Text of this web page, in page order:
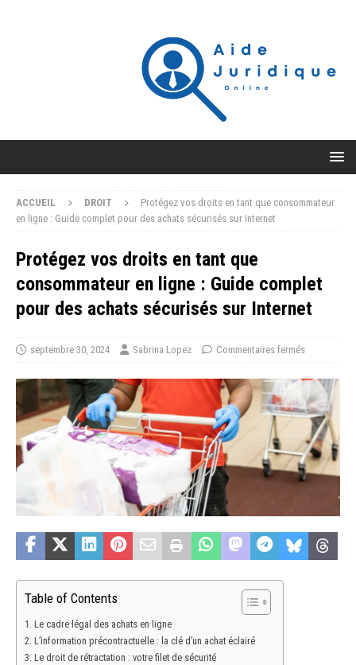
ACCUEIL DROIT
Protégez vos droits en tant que consommateur
en ligne : Guide complet pour des achats sécurisés sur Internet
Protégez vos droits en tant que
consommateur en ligne : Guide complet
pour des achats sécurisés sur Internet
septembre 30, 2024 Sabrina Lopez Commentaires fermés
Table of Contents
Le cadre légal des achats en ligne
L’information précontractuelle : la clé d’un achat éclairé
Le droit de rétractation : votre filet de sécurité